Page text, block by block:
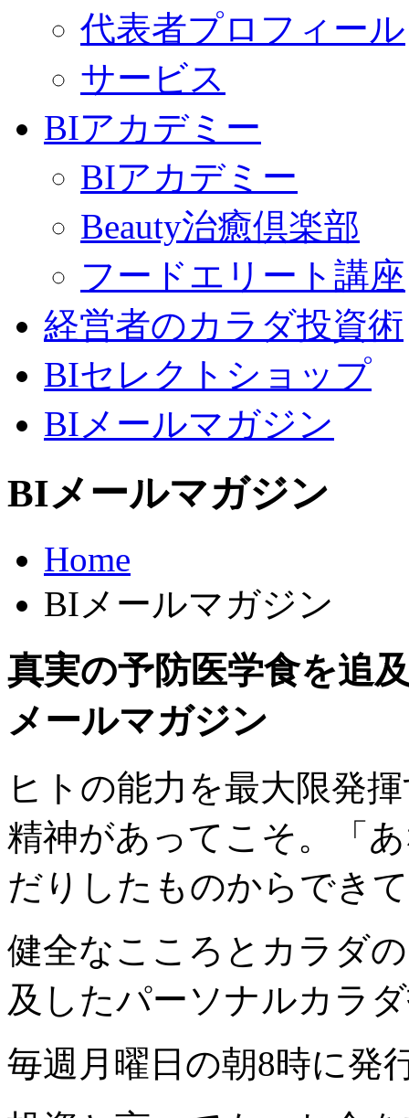
代表者プロフィール
サービス
BIアカデミー
BIアカデミー
Beauty治癒倶楽部
フードエリート講座
経営者のカラダ投資術
BIセレクトショップ
BIメールマガジン
BIメールマガジン
Home
BIメールマガジン
真実の予防医学食を追
メールマガジン
ヒトの能力を最大限発
精神があってこそ。「
だりしたものからでき
健全なこころとカラダ
及したパーソナルカラ
毎週月曜日の朝8時に発